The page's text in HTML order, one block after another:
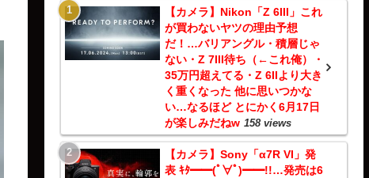
【カメラ】Nikon「Z 6III」これ
が買わないヤツの理由予想
だ！…バリアングル・積層じゃ
ない・Z 7III待ち（←これ俺）・
35万円超えてる・Z 6IIより大き
く重くなった 他に思いつかな
い…なるほど とにかく6月17日
が楽しみだねw 158 views
【カメラ】Sony「α7R VI」発
表 ｷﾀ━━(ﾟ∀ﾟ)━━!!…発売は6